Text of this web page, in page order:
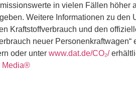
in vielen Fällen
Weitere Informationen zu
Kraftstoffverbrauch und den
neuer
oder unter www.dat.de/CO₂/
Media®